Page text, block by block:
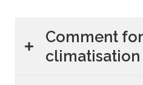
Comment
climatisation